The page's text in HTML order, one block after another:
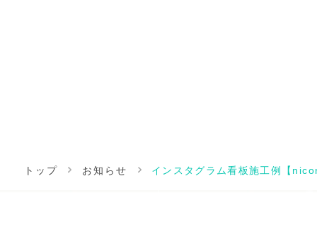
トップ お知らせ インスタグラム看板施工例【